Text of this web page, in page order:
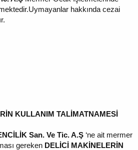
hakkında cezai
KULLANIM TALİMATNAMESİ
San. Ve Tic. A.Ş ‘ne ait mermer
gereken DELİCİ MAKİNELERİN